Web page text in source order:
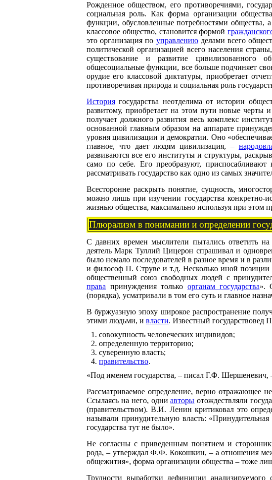
Рожденное обществом, его противоречиями,
социальная роль. Как форма организации
функции, обусловленные потребностями общества,
классовое общество, становится формой
это организация по управлениюделами всего
политической организацией всего населения
существование и развитие цивилизованного
общесоциальные функции, все больше подчиняет
орудие его классовой диктатуры, приобретает
противоречивая природа и социальная роль
История государства неотделима от истории
развитому, приобретает на этом пути новые черты
получает должного развития весь комплекс
основанной главным образом на аппарате
уровня цивилизации и демократии. Оно
главное, что дает людям цивилизация, –
развиваются все его институты и структуры,
само по себе. Его преобразуют,
рассматривать государство как одно из самых
Всесторонне раскрыть понятие, сущность,
можно лишь при изучении государства конкретно-
жизнью общества, максимально используя при этом
Плюрализм в понимании и определении
С давних времен мыслители пытались ответить на
деятель Марк Туллий Цицерон спрашивал и
было немало последователей в разное время и в
и философ П. Струве и т.д. Несколько иной
общественный союз свободных людей с
права принуждения только органам государства».
(порядка), усматривали в том его суть и главное
В буржуазную эпоху широкое распространение
этими людьми, и власти. Известный государствовед
совокупность человеческих индивидов;
определенную территорию;
суверенную власть;
правительство.
«Под именем государства, – писал Г.Ф.
Рассматриваемое определение, верно отражающее
Ссылаясь на него, одниавторы отождествляли
(правительством). В.И. Ленин критиковал это
называли принудительную власть:
государства тут не было».
Не согласны с приведенным понятием и
рода, – утверждал Ф.Ф. Кокошкин, – а отношения
общежития», форма организации общества – тоже
Трудности выработки дефиниции